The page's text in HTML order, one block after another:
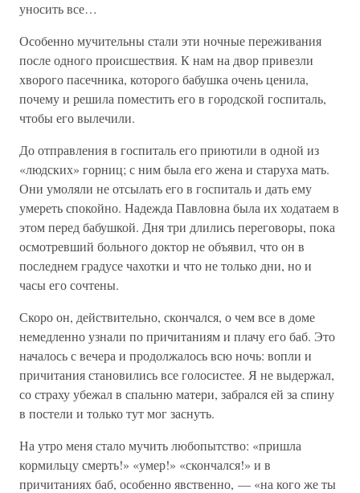
уносить все…
Особенно мучительны стали эти ночные переживания
после одного происшествия. К нам на двор привезли
хворого пасечника, которого бабушка очень ценила,
почему и решила поместить его в городской госпиталь,
чтобы его вылечили.
До отправления в госпиталь его приютили в одной из
«людских» горниц; с ним была его жена и старуха мать.
Они умоляли не отсылать его в госпиталь и дать ему
умереть спокойно. Надежда Павловна была их ходатаем в
этом перед бабушкой. Дня три длились переговоры, пока
осмотревший больного доктор не объявил, что он в
последнем градусе чахотки и что не только дни, но и
часы его сочтены.
Скоро он, действительно, скончался, о чем все в доме
немедленно узнали по причитаниям и плачу его баб. Это
началось с вечера и продолжалось всю ночь: вопли и
причитания становились все голосистее. Я не выдержал,
со страху убежал в спальню матери, забрался ей за спину
в постели и только тут мог заснуть.
На утро меня стало мучить любопытство: «пришла
кормильцу смерть!» «умер!» «скончался!» и в
причитаниях баб, особенно явственно, — «на кого же ты